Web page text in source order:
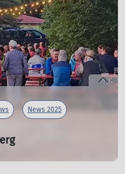
Sie treibt ihn
Leistungen
Hand, dass es die
und aller Welt seit
hohen Berge treibt.
Genetik
oder anderweitig
News 2025